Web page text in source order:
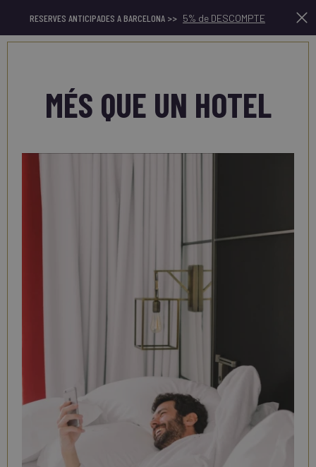
RESERVES ANTICIPADES A BARCELONA >> 5% de DESCOMPTE Ca
MÉS QUE UN HOTEL